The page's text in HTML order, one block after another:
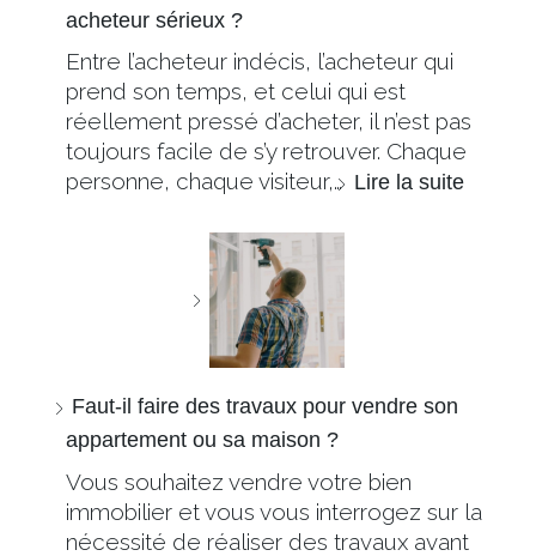
acheteur sérieux ?
Entre l’acheteur indécis, l’acheteur qui
prend son temps, et celui qui est
réellement pressé d’acheter, il n’est pas
toujours facile de s’y retrouver. Chaque
personne, chaque visiteur,… Lire la suite
Faut-il faire des travaux pour vendre son
appartement ou sa maison ?
Vous souhaitez vendre votre bien
immobilier et vous vous interrogez sur la
nécessité de réaliser des travaux avant